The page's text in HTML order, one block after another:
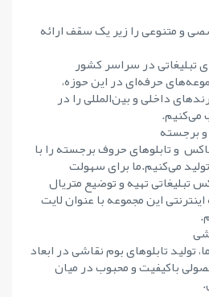
و متنوعی را زیر یک سقف ارائه
تبلیغاتی در سراسر کشور
حرفه‌ای در این حوزه،
داخلی و بین‌المللی را در
می‌کنیم.
و برجسته
و تابلوهای حروف برجسته را با
می‌کنیم.ما برای سهولت
تبلیغاتی تهیه و توضیع متریال
این مجموعه با عنوان لایت
تابلوهای بوم نقاشی در ابعاد
باکیفیت و محبوب در میان